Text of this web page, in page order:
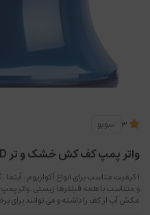
سوبو
واتر پمپ کف کش خشک و تر WP-400D سوبو
ا کیفیت مناسب برای انواع آکواریوم ،
مکش آب از کف را داشته و می توانند برای